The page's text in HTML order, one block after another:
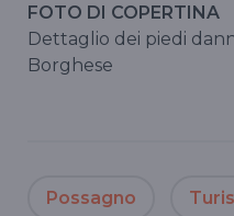
FOTO DI COPERTINA
Dettaglio dei piedi
Borghese
Possagno